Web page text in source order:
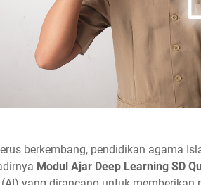
berkembang, pendidikan agama
Modul Ajar Deep Learning SD